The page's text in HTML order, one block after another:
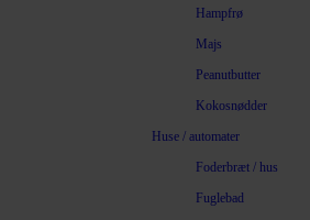
Hampfrø
Majs
Peanutbutter
Kokosnødder
Huse / automater
Foderbræt / hus
Fuglebad